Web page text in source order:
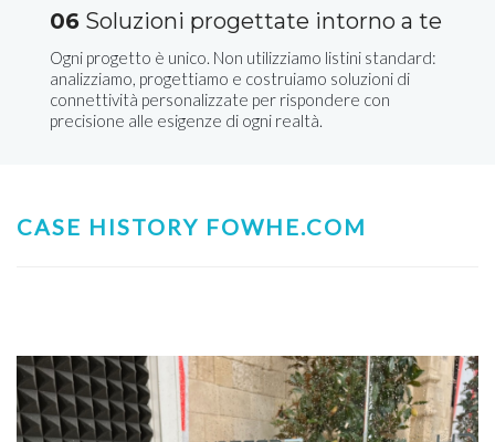
06 Soluzioni progettate intorno a te
Ogni progetto è unico. Non utilizziamo listini standard:
analizziamo, progettiamo e costruiamo soluzioni di
connettività personalizzate per rispondere con
precisione alle esigenze di ogni realtà.
CASE HISTORY FOWHE.COM